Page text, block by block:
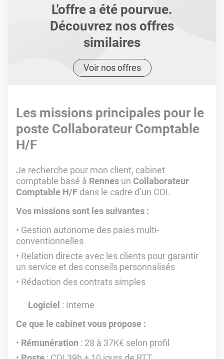
L'offre a été pourvue.
Découvrez nos offres
similaires
Voir nos offres
Les missions principales pour le
poste Collaborateur Comptable
H/F
Je recherche pour mon client, cabinet
comptable basé à Rennes un Collaborateur
Comptable H/F dans le cadre d’un CDI.
Vos missions sont les suivantes :
Gestion autonome des paies multi-
conventionnelles
Relation directe avec les clients pour garantir
un service et des conseils personnalisés
Rédaction des contrats simples
Logiciel : Interne
Ce que le cabinet vous propose :
Rémunération : 28 à 37K€ selon profil